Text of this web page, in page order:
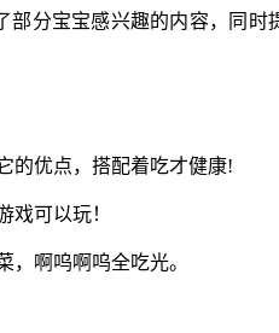
分宝宝感兴趣的内容，同时
的优点，搭配着吃才健康!
戏可以玩！
，啊呜啊呜全吃光。